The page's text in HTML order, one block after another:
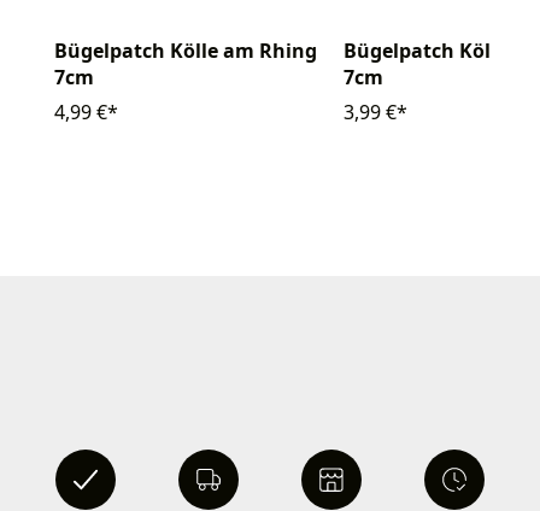
Bügelpatch Kölle am Rhing
7cm
4,99 €*
Bügelpatch Kölle
7cm
3,99 €*